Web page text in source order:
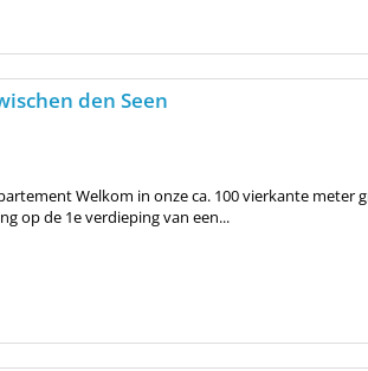
den Seen
Welkom in onze ca. 100 vierkante meter
op de 1e verdieping van een...